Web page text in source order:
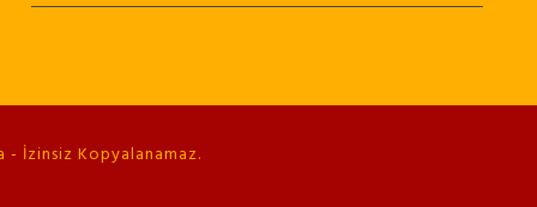
- İzinsiz Kopyalanamaz.